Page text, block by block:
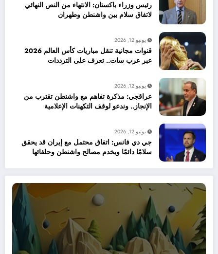
رئيس وزراء باكستان: الانتهاء من النص النهائي
لاتفاق سلام بين واشنطن وطهران
يونيو 12, 2026
قنوات مجانية تنقل مباريات كأس العالم 2026
عبر عرب سات.. تعرف على الترددات
يونيو 12, 2026
عراقجي: مذكرة تفاهم مع واشنطن تقترب من
الإنجاز.. وندعو لوقف التكهنات الإعلامية
يونيو 12, 2026
جي دي فانس: اتفاق محتمل مع إيران قد يحقق
سلامًا دائمًا ويخدم مصالح واشنطن وحلفائها